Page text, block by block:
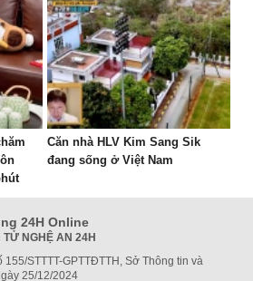
Căn nhà HLV Kim Sang Sik
đang sống ở Việt Nam
24H Online
NGHỆ AN 24H
STTTT-GPTTĐTTH, Sở Thông tin và
25/12/2024